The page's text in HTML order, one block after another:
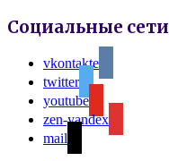
Социальные сети
vkontakte
twitter
youtube
zen-yandex
mail